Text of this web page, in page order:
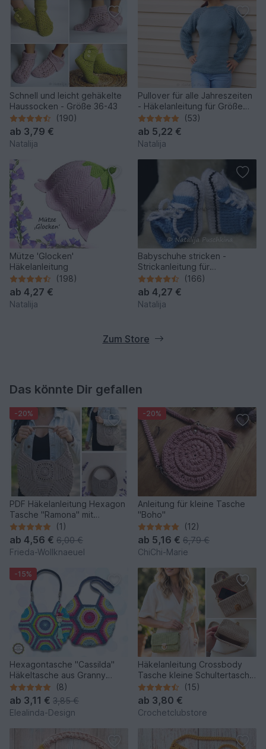
Schnell und leicht gehäkelte
Haussocken - Größe 36-43
(190)
ab 3,79 €
Natalija
Pullover für alle Jahreszeiten
- Häkelanleitung für Größe
32-50
(53)
ab 5,22 €
Natalija
Mütze 'Glocken'
Häkelanleitung
(198)
ab 4,27 €
Natalija
Babyschuhe stricken -
Strickanleitung für
Babyschuhe(166)
ab 4,27 €
Natalija
Zum Store
Das könnte Dir gefallen
-20%
PDF Häkelanleitung Hexagon
Tasche "Ramona" mit
Mandala Granny Square
(1)
ab 4,56 € 6,00 €
Frieda-Wollknaeuel
-20%
Anleitung für kleine Tasche
"Boho"
(12)
ab 5,16 € 6,79 €
ChiChi-Marie
-15%
Hexagontasche "Cassilda"
Häkeltasche aus Granny
Squares, Schultertasche PDF
(8)
ab 3,11 € 3,85 €
Elealinda-Design
Häkelanleitung Crossbody
Tasche kleine Schultertasche
häkeln Mini Bag PDF
(15)
ab 3,80 €
Crochetclubstore